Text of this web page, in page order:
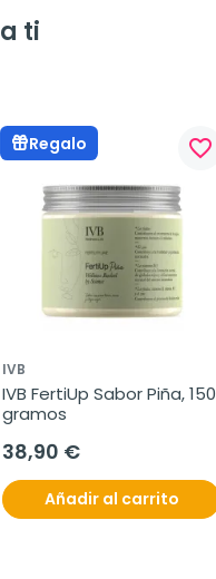
ti
Regalo favorite_border
IVB
IVB FertiUp Sabor Piña, 150
gramos
38,90 €
Añadir al carrito